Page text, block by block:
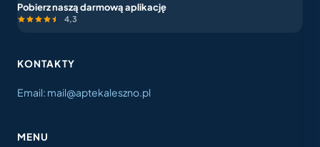
Pobierz naszą darmową aplikację
4,3
KONTAKTY
Email: mail@aptekaleszno.pl
MENU